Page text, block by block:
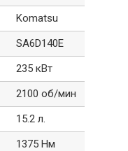
Komatsu
SA6D140E
235 кВт
2100 об/мин
15.2 л.
1375 Нм